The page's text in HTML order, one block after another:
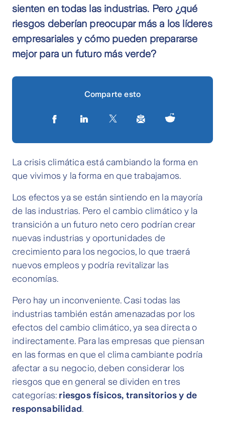
sienten en todas las industrias. Pero ¿qué
riesgos deberían preocupar más a los líderes
empresariales y cómo pueden prepararse
mejor para un futuro más verde?
Comparte esto
La crisis climática está cambiando la forma en
que vivimos y la forma en que trabajamos.
Los efectos ya se están sintiendo en la mayoría
de las industrias. Pero el cambio climático y la
transición a un futuro neto cero podrían crear
nuevas industrias y oportunidades de
crecimiento para los negocios, lo que traerá
nuevos empleos y podría revitalizar las
economías.
Pero hay un inconveniente. Casi todas las
industrias también están amenazadas por los
efectos del cambio climático, ya sea directa o
indirectamente. Para las empresas que piensan
en las formas en que el clima cambiante podría
afectar a su negocio, deben considerar los
riesgos que en general se dividen en tres
categorías: riesgos físicos, transitorios y de
responsabilidad .